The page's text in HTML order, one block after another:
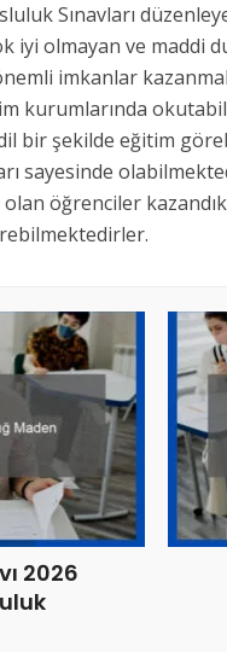
Sınavları
iyi olmayan ve maddi
imkanlar
kurumlarında
bir şekilde eğitim
sayesinde
olan öğrenciler
2026